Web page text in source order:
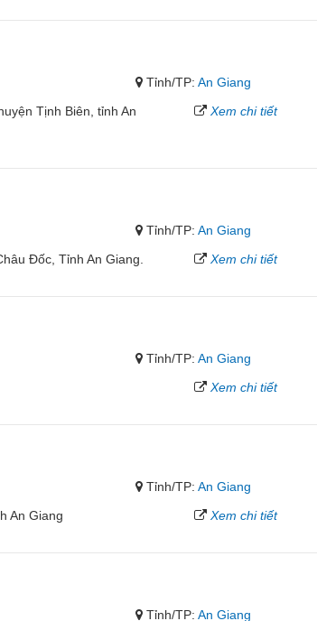
Tỉnh/TP:An Giang
Tịnh Biên, tỉnh An
Xem chi tiết
Tỉnh/TP:An Giang
Đốc, Tỉnh An Giang.
Xem chi tiết
Tỉnh/TP:An Giang
Xem chi tiết
Tỉnh/TP:An Giang
An Giang
Xem chi tiết
Tỉnh/TP:An Giang